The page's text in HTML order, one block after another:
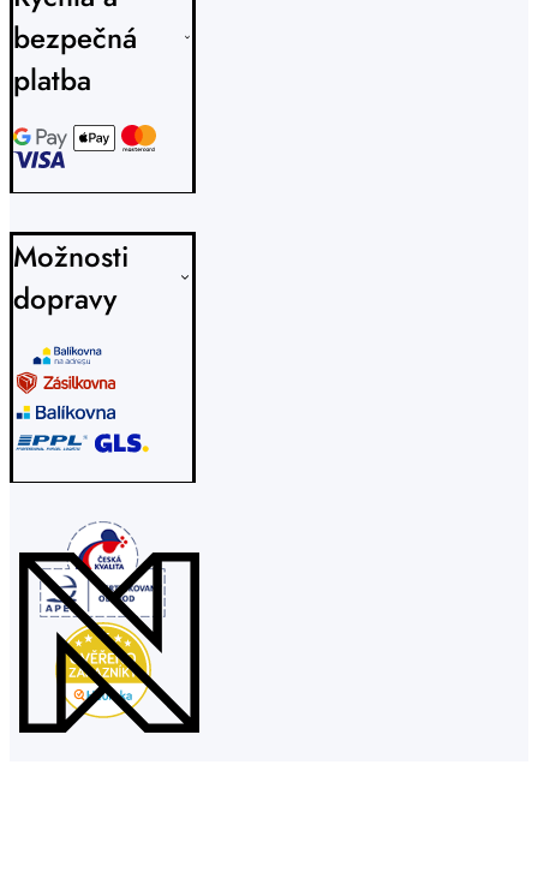
bezpečná
platba
Možnosti
dopravy